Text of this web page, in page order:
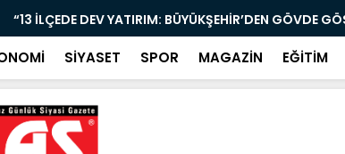
“13 İLÇEDE DEV YATIRIM: BÜYÜKŞEHİR’DEN GÖVDE
SİYASET SPOR MAGAZİN EĞİTİM